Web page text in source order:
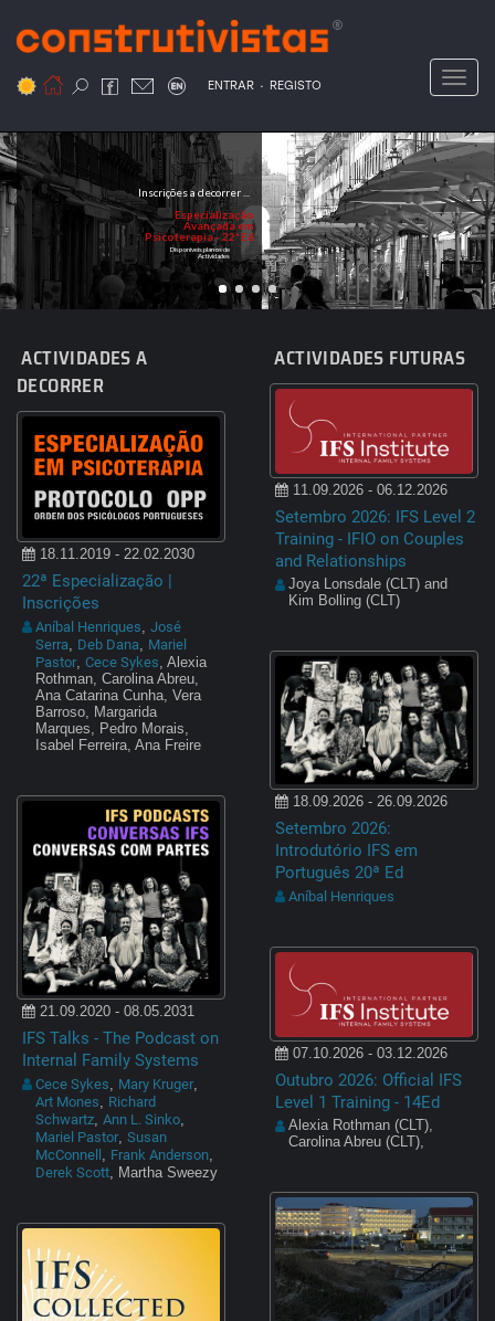
para
conteúdo
ENTRAR . REGISTO
Especialização
Avançada em
Psicoterapia - 22ª Ed
Inscrições a decorrer ...
Disponíveis planos de
Actividades
ACTIVIDADES A
DECORRER
18.11.2019 - 22.02.2030
22ª Especialização |
Inscrições
Aníbal Henriques, José
Serra, Deb Dana, Mariel
Pastor, Cece Sykes, Alexia
Rothman, Carolina Abreu,
Ana Catarina Cunha, Vera
Barroso, Margarida
Marques, Pedro Morais,
Isabel Ferreira, Ana Freire
21.09.2020 - 08.05.2031
IFS Talks - The Podcast on
Internal Family Systems
Cece Sykes, Mary Kruger,
Art Mones, Richard
Schwartz, Ann L. Sinko,
Mariel Pastor, Susan
McConnell , Frank Anderson,
Derek Scott, Martha Sweezy
ACTIVIDADES FUTURAS
11.09.2026 - 06.12.2026
Setembro 2026: IFS Level 2
Training - IFIO on Couples
and Relationships
Joya Lonsdale (CLT) and
Kim Bolling (CLT)
18.09.2026 - 26.09.2026
Setembro 2026:
Introdutório IFS em
Português 20ª Ed
Aníbal Henriques
07.10.2026 - 03.12.2026
Outubro 2026: Official IFS
Level 1 Training - 14Ed
Alexia Rothman (CLT),
Carolina Abreu (CLT),